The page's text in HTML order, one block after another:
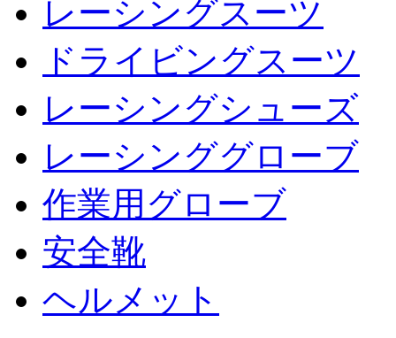
レーシングスーツ
ドライビングスーツ
レーシングシューズ
レーシンググローブ
作業用グローブ
安全靴
ヘルメット